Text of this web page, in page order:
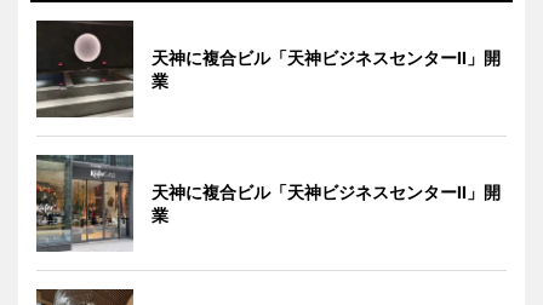
天神に複合ビル「天神ビジネスセンターII」開
業
天神に複合ビル「天神ビジネスセンターII」開
業